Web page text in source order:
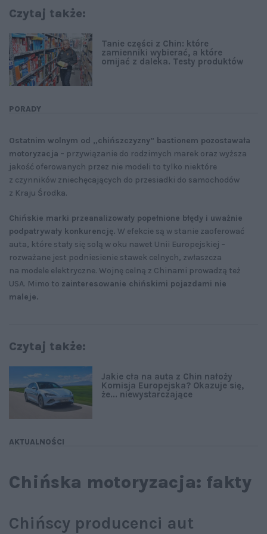
Czytaj także:
PORADY
Tanie części z Chin: które
zamienniki wybierać, a które
omijać z daleka. Testy produktów
Ostatnim wolnym od „chińszczyzny” bastionem pozostawała
motoryzacja – przywiązanie do rodzimych marek oraz wyższa
jakość oferowanych przez nie modeli to tylko niektóre
z czynników zniechęcających do przesiadki do samochodów
z Kraju Środka.
Chińskie marki przeanalizowały popełnione błędy i uważnie
podpatrywały konkurencję. W efekcie są w stanie zaoferować
auta, które stały się solą w oku nawet Unii Europejskiej –
rozważane jest podniesienie stawek celnych, zwłaszcza
na modele elektryczne. Wojnę celną z Chinami prowadzą też
USA. Mimo to zainteresowanie chińskimi pojazdami nie
maleje.
Czytaj także:
AKTUALNOŚCI
Jakie cła na auta z Chin nałoży
Komisja Europejska? Okazuje się,
że... niewystarczające
Chińska motoryzacja: fakty
Chińscy producenci aut